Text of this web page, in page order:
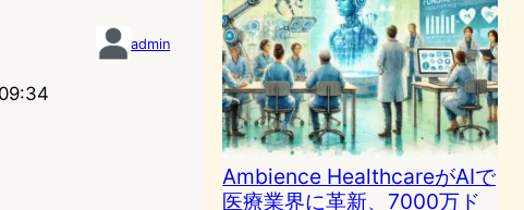
admin
Ambience HealthcareがAIで
医療業界に革新、7000万ド